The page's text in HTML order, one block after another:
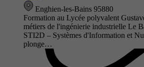
Enghien-les-Bains 95880
Formation au Lycée polyvalent
métiers de l'ingénierie industrielle Le
STI2D – Systèmes d'Information et
plonge…